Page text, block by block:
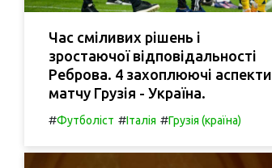
Час сміливих рішень і
зростаючої відповідальності
Реброва. 4 захоплюючі аспекти
матчу Грузія - Україна.
#Футболіст #Італія #Грузія (країна)